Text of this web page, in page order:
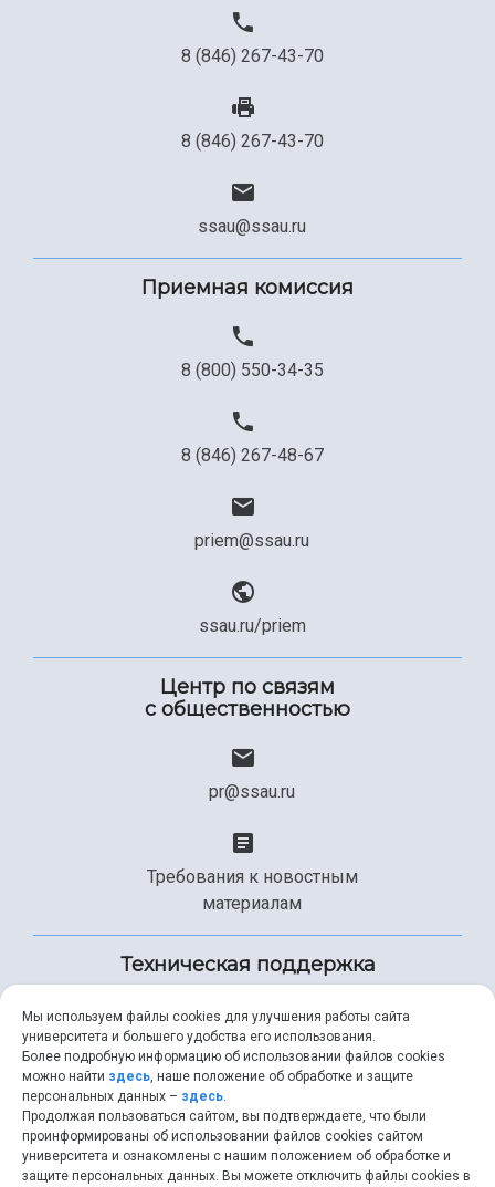
8 (846) 267-43-70
8 (846) 267-43-70
ssau@ssau.ru
Приемная комиссия
8 (800) 550-34-35
8 (846) 267-48-67
priem@ssau.ru
ssau.ru/priem
Центр по связям
с общественностью
pr@ssau.ru
Требования к новостным
материалам
Техническая поддержка
+7 (846) 267-49-99
help@ssau.ru
Мы используем файлы cookies для улучшения работы сайта
университета и большего удобства его использования.
Более подробную информацию об использовании файлов cookies
можно найти здесь, наше положение об обработке и защите
персональных данных – здесь.
Продолжая пользоваться сайтом, вы подтверждаете, что были
проинформированы об использовании файлов cookies сайтом
университета и ознакомлены с нашим положением об обработке и
защите персональных данных. Вы можете отключить файлы cookies в